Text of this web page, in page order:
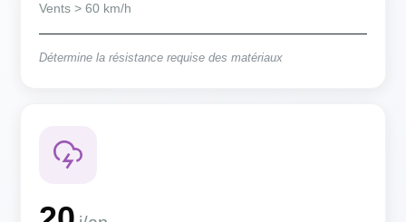
Vents > 60 km/h
Détermine la résistance requise des matériaux